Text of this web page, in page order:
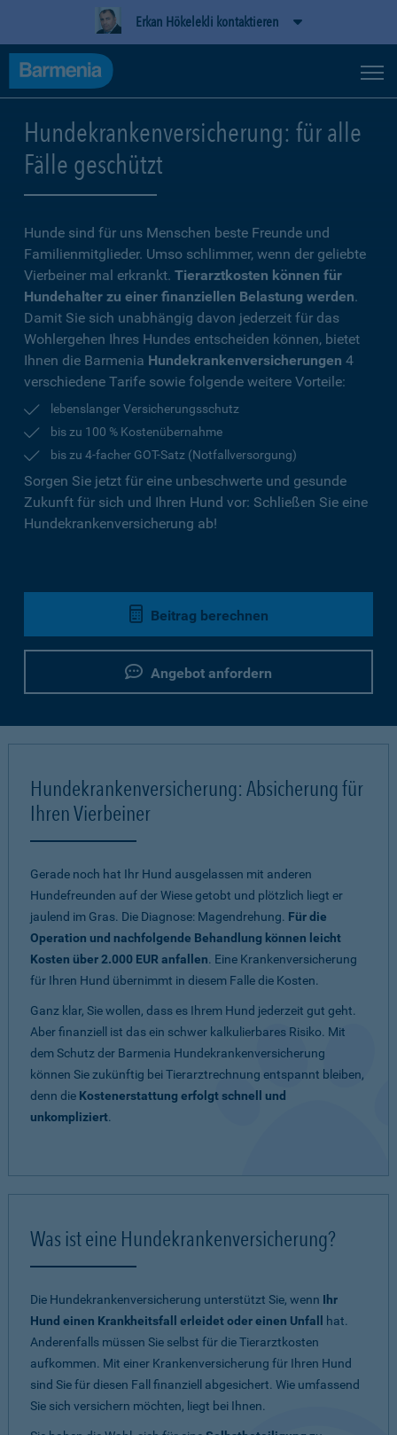
Erkan Hökelekli kontaktieren
Hundekrankenversicherung: für alle
Fälle geschützt
Hunde sind für uns Menschen beste Freunde und
Familienmitglieder. Umso schlimmer, wenn der geliebte
Vierbeiner mal erkrankt. Tierarztkosten können für
Hundehalter zu einer finanziellen Belastung werden.
Damit Sie sich unabhängig davon jederzeit für das
Wohlergehen Ihres Hundes entscheiden können, bietet
Ihnen die Barmenia Hundekrankenversicherungen 4
verschiedene Tarife sowie folgende weitere Vorteile:
lebenslanger Versicherungsschutz
bis zu 100 % Kostenübernahme
bis zu 4-facher GOT-Satz (Notfallversorgung)
Sorgen Sie jetzt für eine unbeschwerte und gesunde
Zukunft für sich und Ihren Hund vor: Schließen Sie eine
Hundekrankenversicherung ab!
Beitrag berechnen
Angebot anfordern
Hundekrankenversicherung: Absicherung für
Ihren Vierbeiner
Gerade noch hat Ihr Hund ausgelassen mit anderen
Hundefreunden auf der Wiese getobt und plötzlich liegt er
jaulend im Gras. Die Diagnose: Magendrehung. Für die
Operation und nachfolgende Behandlung können leicht
Kosten über 2.000 EUR anfallen. Eine Krankenversicherung
für Ihren Hund übernimmt in diesem Falle die Kosten.
Ganz klar, Sie wollen, dass es Ihrem Hund jederzeit gut geht.
Aber finanziell ist das ein schwer kalkulierbares Risiko. Mit
dem Schutz der Barmenia Hundekrankenversicherung
können Sie zukünftig bei Tierarztrechnung entspannt bleiben,
denn die Kostenerstattung erfolgt schnell und
unkompliziert.
Was ist eine Hundekrankenversicherung?
Die Hundekrankenversicherung unterstützt Sie, wenn Ihr
Hund einen Krankheitsfall erleidet oder einen Unfall
hat.
Anderenfalls müssen Sie selbst für die Tierarztkosten
aufkommen. Mit einer Krankenversicherung für Ihren Hund
sind Sie für diesen Fall finanziell abgesichert. Wie umfassend
Sie sich versichern möchten, liegt bei Ihnen.